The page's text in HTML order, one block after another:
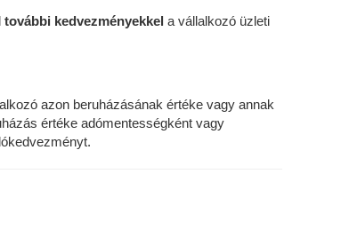
további kedvezményekkel a vállalkozó üzleti
azon beruházásának értéke vagy annak
értéke adómentességként vagy